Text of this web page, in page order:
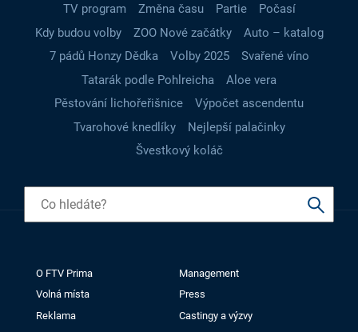
TV program
Změna času Partie
Počasí
Kdy budou volby
ZOO Nové začátky
Auto – katalog
7 pádů Honzy Dědka
Volby 2025
Svařené víno
Tatarák podle Pohlreicha
Aloe vera
Pěstování lichořeřišnice
Výpočet ascendentu
Tvarohové knedlíky
Nejlepší palačinky
Švestkový koláč
O FTV Prima
Management
Volná místa
Press
Reklama
Castingy a výzvy